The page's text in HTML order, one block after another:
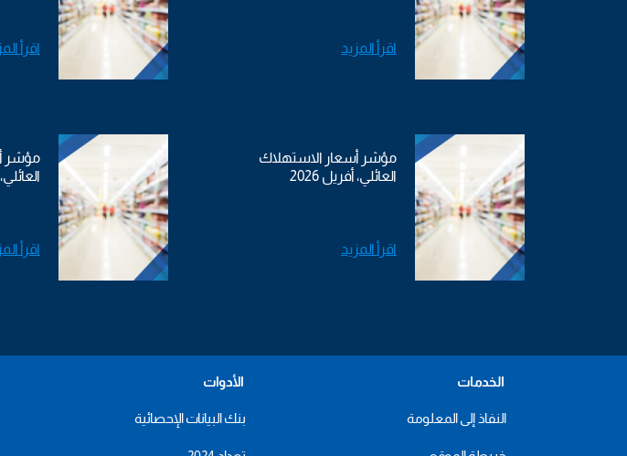
اقرأ المزيد اقرأ
مؤشر أسعار الاستهلاك
العائلي، أفريل 2026
اقرأ المزيد
مؤشر
العائلي،
اقرأ
الخدمات
النفاذ إلى المعلومة
الأدوات
بنك البيانات الإحصائية